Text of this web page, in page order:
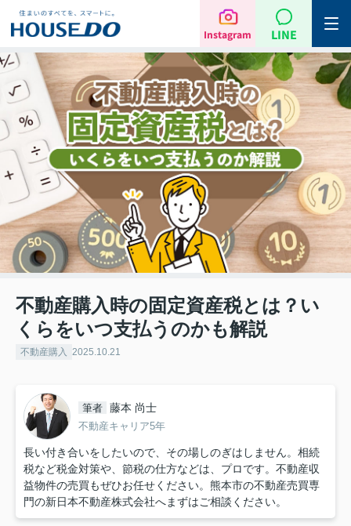
Instagram LINE
不動産購入時の固定資産税とは？い
くらをいつ支払うのかも解説
不動産購入 2025.10.21
筆者 藤本 尚士
不動産キャリア5年
長い付き合いをしたいので、その場しのぎはしません。相続
税など税金対策や、節税の仕方などは、プロです。不動産収
益物件の売買もぜひお任せください。熊本市の不動産売買専
門の新日本不動産株式会社へまずはご相談ください。